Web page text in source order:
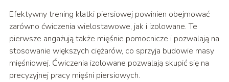
Efektywny trening klatki piersiowej powinien obejmować
zarówno ćwiczenia wielostawowe, jak i izolowane. Te
pierwsze angażują także mięśnie pomocnicze i pozwalają na
stosowanie większych ciężarów, co sprzyja budowie masy
mięśniowej. Ćwiczenia izolowane pozwalają skupić się na
precyzyjnej pracy mięśni piersiowych.